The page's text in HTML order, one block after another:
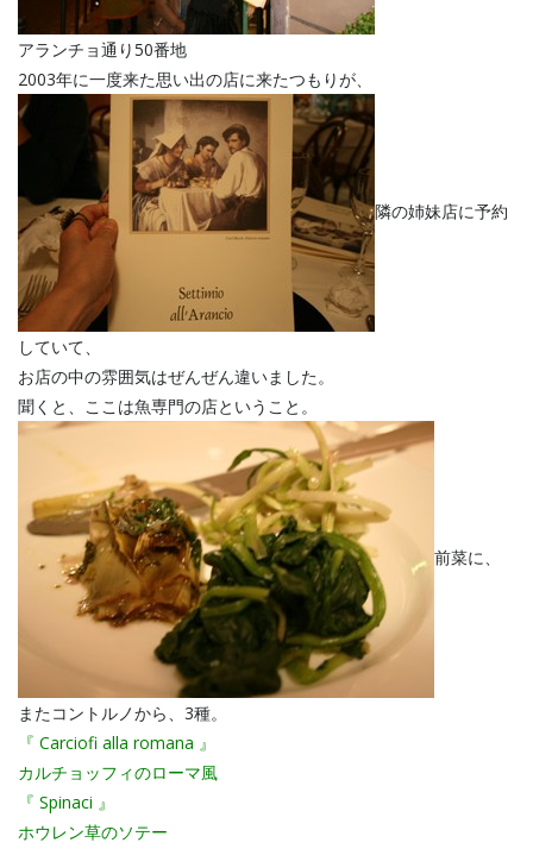
アランチョ通り50番地
2003年に一度来た思い出の店に来たつもりが、
隣の姉妹店に予約
していて、
お店の中の雰囲気はぜんぜん違いました。
聞くと、ここは魚専門の店ということ。
前菜に、
またコントルノから、3種。
『 Carciofi alla romana 』
カルチョッフィのローマ風
『 Spinaci 』
ホウレン草のソテー